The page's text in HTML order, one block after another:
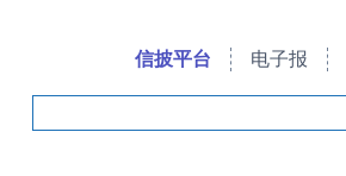
信披平台 电子报